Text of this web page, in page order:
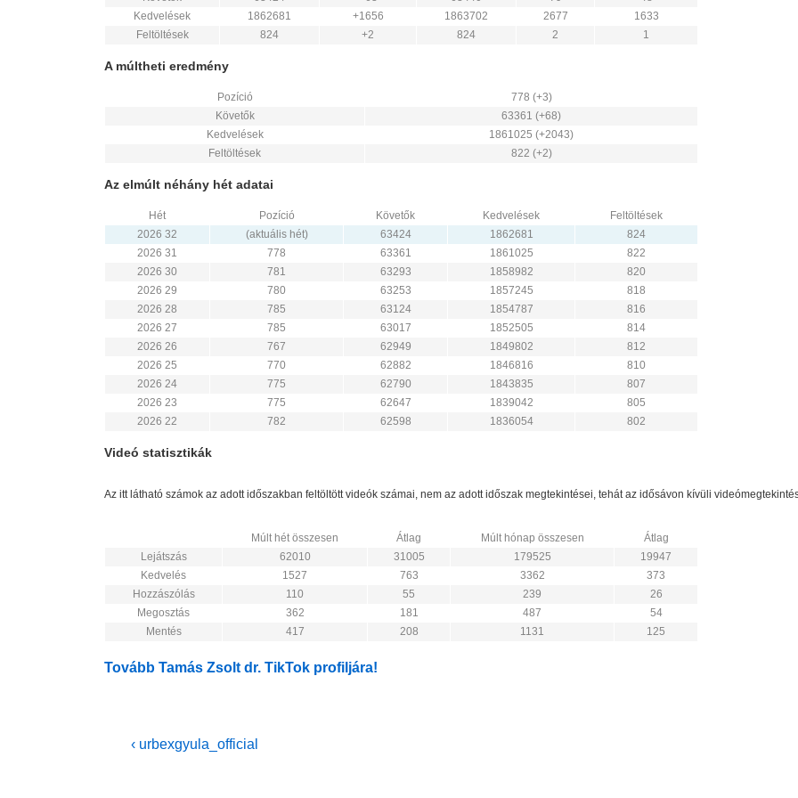
Kedvelések
1862681 +1656 1863702 2677
1633
Feltöltések
824 +2 824 2 1
A múltheti eredmény
Pozíció
778 (+3)
Követők
63361 (+68)
Kedvelések
1861025 (+2043)
Feltöltések
822 (+2)
Az elmúlt néhány hét adatai
Hét Pozíció Követők Kedvelések
Feltöltések
2026 32
(aktuális hét) 63424 1862681
824
2026 31
778 63361 1861025
822
2026 30
781 63293 1858982
820
2026 29
780 63253 1857245
818
2026 28
785 63124 1854787
816
2026 27
785 63017 1852505
814
2026 26
767 62949 1849802
812
2026 25
770 62882 1846816
810
2026 24
775 62790 1843835
807
2026 23
775 62647 1839042
805
2026 22
782 62598 1836054 802
Videó statisztikák
Az itt látható számok az adott időszakban feltöltött videók számai, nem az adott időszak megtekintései, tehát az idősávon kívüli
Múlt hét összesen Átlag Múlt hónap összesen
Átlag
Lejátszás
62010 31005 179525
19947
Kedvelés
1527 763 3362
373
Hozzászólás
110 55 239
26
Megosztás
362 181 487
54
Mentés
417 208 1131 125
Tovább Tamás Zsolt dr. TikTok profiljára!
Bejegyzés
Previous
‹ urbexgyula_official